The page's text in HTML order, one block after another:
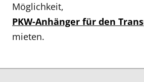
Möglichkeit,
PKW-Anhänger für den
mieten.